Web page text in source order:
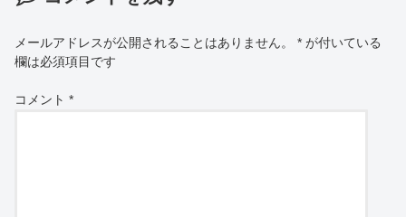
メールアドレスが公開されることはありません。 * が付いている
欄は必須項目です
コメント*